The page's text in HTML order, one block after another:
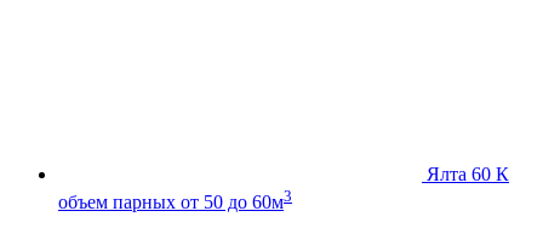
Ялта 60 К
объем парных от 50 до 60м3